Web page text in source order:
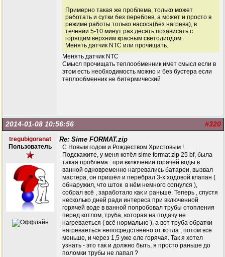
Примерно такая же проблема, только может
работать и сутки без перебоев, а может и просто в
режиме работы только насоса(без нагрева), в
течении 5-10 минут раз десять позависать с
горящим верхним красным светодиодом.
Менять датчик NТС или прочищать.
Менять датчик NТС
Смысл прочищать теплообменник имет смысл если в
этом есть необходимость можно и без бустера если
теплообменник не битермический
#320
2014-01-08 10:56:56
tregubigoranat
Пользователь
Re: Sime FORMAT.zip
С Новым годом и Рождеством Христовым !
Подскажите, у меня котёл sime format zip 25 bf, была
такая проблема : при включении горячей воды в
ванной одновременно нагревались батареи, вызвал
мастера, он пришёл и перебрал 3-х ходовой клапан (
обнаружил, что шток в нём немного согнулся ),
собрал всё , заработало как и раньше. Теперь , спустя
несколько дней ради интереса при включенной
горячей воде в ванной попробовал трубы отопления
перед котлом, труба, которая на подачу не
нагреваеться ( всё нормально ), а вот труба обратки
нагреваеться непосредственно от котла , потом всё
меньше, и через 1,5 уже еле горячая. Так я хотел
узнать - это так и должно быть, я просто раньше до
поломки трубы не лапал ?